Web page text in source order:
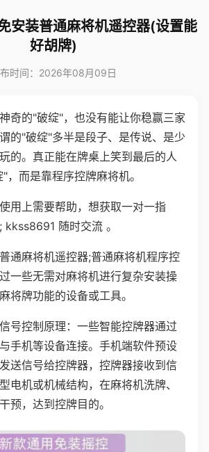
安装普通麻将机遥控器(设置能
好胡牌)
时间：2026年08月09日
奇的"破绽"，也没有能让你稳赢三家
的"破绽"多半是段子、是传说、是少
的。真正能在牌桌上笑到最后的人
，而是靠程序控牌麻将机。
用上需要帮助，想获取一对一指
kkss8691 随时交流 。
通麻将机遥控器;普通麻将机程序控
一些无需对麻将机进行复杂安装操
将牌功能的设备或工具。
号控制原理：一些智能控牌器通过
手机等设备连接。手机端软件预设
送信号给控牌器，控牌器接收到信
电机或机械结构，在麻将机洗牌、
预，达到控牌目的。